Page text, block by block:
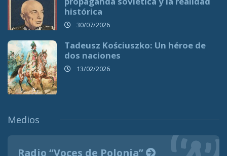
histórica
30/07/2026
Tadeusz Kościuszko: Un héroe de
dos naciones
13/02/2026
Medios
Radio “Voces de Polonia”